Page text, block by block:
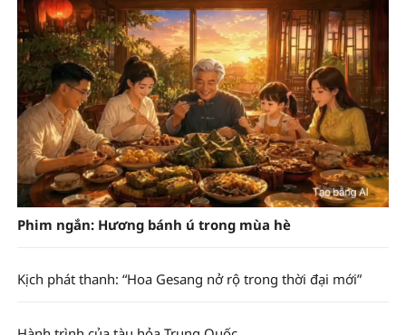
Phim ngắn: Hương bánh ú trong mùa hè
Kịch phát thanh: “Hoa Gesang nở rộ trong thời đại mới”